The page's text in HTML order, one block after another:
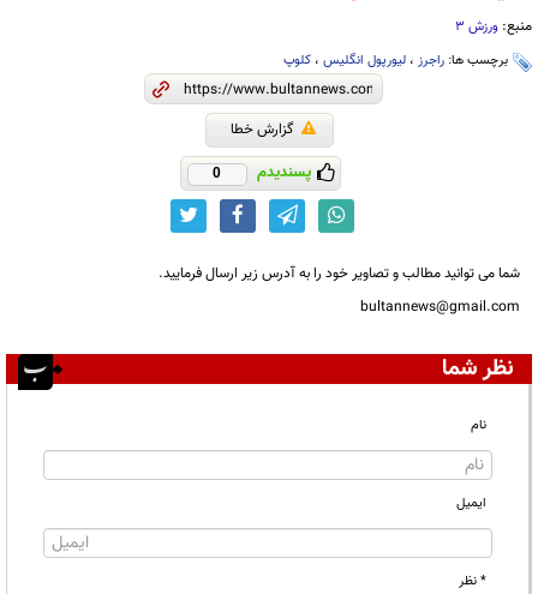
منبع: ورزش 3
برچسب ها: راجرز ، لیورپول انگلیس ، کلوپ
گزارش خطا
پسندیدم 0
شما می توانید مطالب و تصاویر خود را به آدرس زیر ارسال فرمایید.
bultannews@gmail.com
نظر شما
نام
ایمیل
* نظر